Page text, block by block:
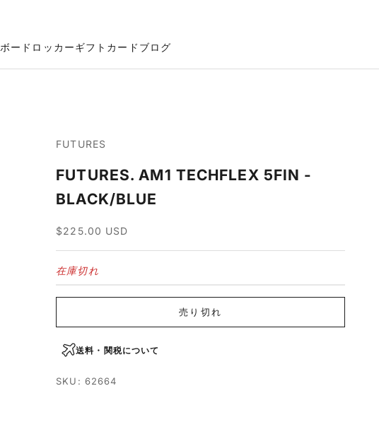
ボードロッカーギフトカード ブログ
FUTURES
FUTURES. AM1 TECHFLEX 5FIN -
BLACK/BLUE
セール価格
$225.00 USD
在庫切れ
売り切れ
送料・関税について
SKU: 62664